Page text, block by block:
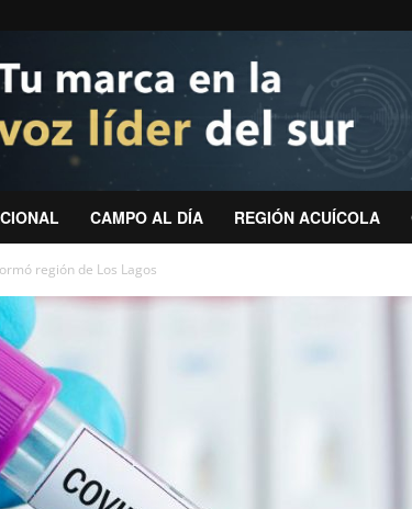
CAMPO AL DÍA REGIÓN ACUÍCOLA
región de Los Lagos